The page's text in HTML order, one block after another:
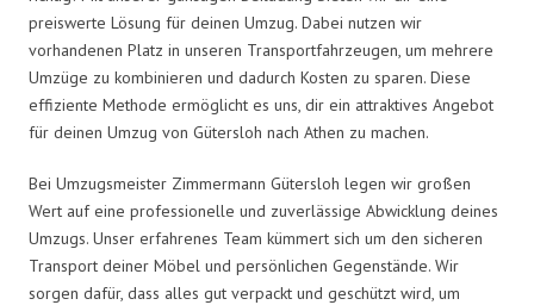
preiswerte Lösung für deinen Umzug. Dabei nutzen wir
vorhandenen Platz in unseren Transportfahrzeugen, um mehrere
Umzüge zu kombinieren und dadurch Kosten zu sparen. Diese
effiziente Methode ermöglicht es uns, dir ein attraktives Angebot
für deinen Umzug von Gütersloh nach Athen zu machen.
Bei Umzugsmeister Zimmermann Gütersloh legen wir großen
Wert auf eine professionelle und zuverlässige Abwicklung deines
Umzugs. Unser erfahrenes Team kümmert sich um den sicheren
Transport deiner Möbel und persönlichen Gegenstände. Wir
sorgen dafür, dass alles gut verpackt und geschützt wird, um